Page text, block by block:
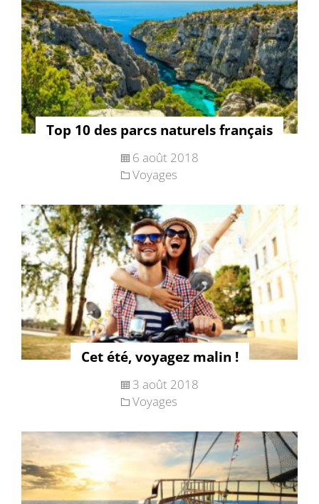
Top 10 des parcs naturels français
6 août 2018
Voyages
Cet été, voyagez malin !
3 août 2018
Voyages